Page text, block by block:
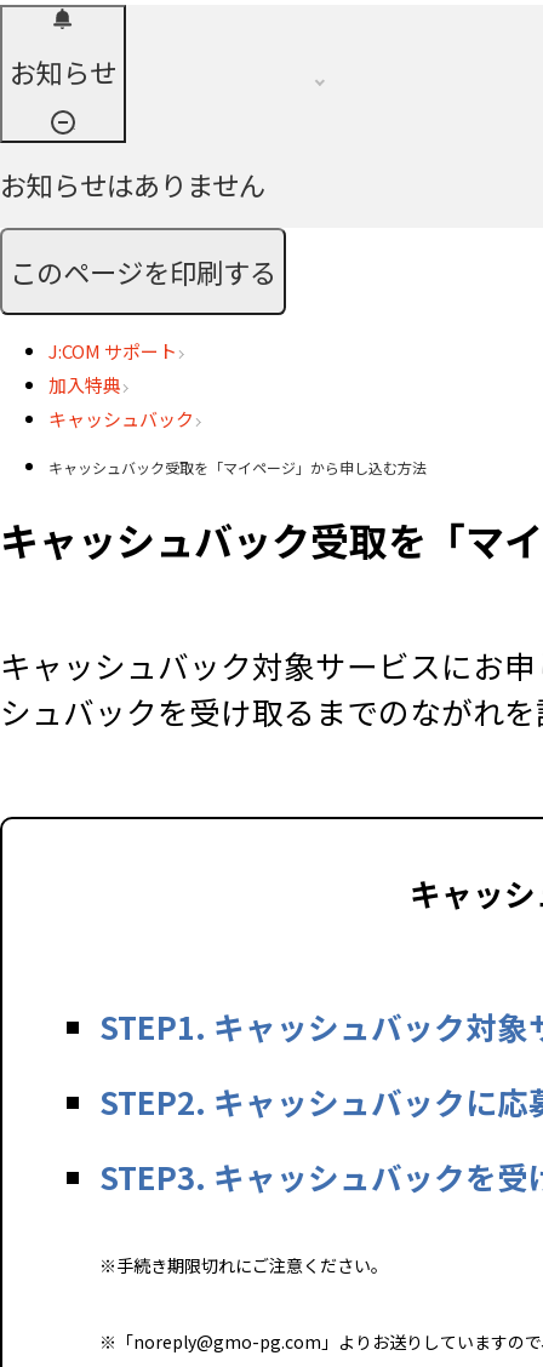
お知らせ
お知らせはありません
このページを印刷する
J:COM サポート
加入特典
キャッシュバック
キャッシュバック受取を「マイページ」から申し込む方法
キャッシュバック受取を「マ
キャッシュバック対象サービスにお
シュバックを受け取るまでのながれ
キャッ
STEP1. キャッシュバック対
STEP2. キャッシュバックに応
STEP3. キャッシュバックを受
※手続き期限切れにご注意ください。
※「noreply@gmo-pg.com」よりお送りしていますので